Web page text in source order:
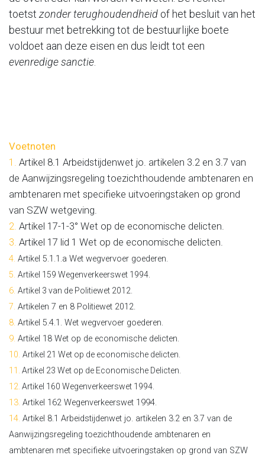
toetst zonder terughoudendheid of het besluit van het
bestuur met betrekking tot de bestuurlijke boete
voldoet aan deze eisen en dus leidt tot een
evenredige sanctie
Voetnoten
1. Artikel 8.1 Arbeidstijdenwet jo. artikelen 3.2 en 3.7 van
de Aanwijzingsregeling toezichthoudende ambtenaren en
ambtenaren met specifieke uitvoeringstaken op grond
van SZW wetgeving.
2. Artikel 17-1-3° Wet op de economische delicten.
3. Artikel 17 lid 1 Wet op de economische delicten.
4. Artikel 5.1.1.a Wet wegvervoer goederen.
5. Artikel 159 Wegenverkeerswet 1994.
6. Artikel 3 van de Politiewet 2012.
7. Artikelen 7 en 8 Politiewet 2012.
8. Artikel 5.4.1. Wet wegvervoer goederen.
9. Artikel 18 Wet op de economische delicten.
10. Artikel 21 Wet op de economische delicten.
11.
Artikel 23 Wet op de Economische Delicten.
12. Artikel 160 Wegenverkeerswet 1994.
13. Artikel 162 Wegenverkeerswet 1994.
14. Artikel 8.1 Arbeidstijdenwet jo. artikelen 3.2 en 3.7 van de
Aanwijzingsregeling toezichthoudende ambtenaren en
ambtenaren met specifieke uitvoeringstaken op grond van SZW